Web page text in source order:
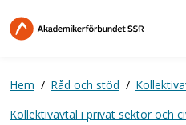
till
Hem Råd och stöd
Kollektivavtal i privat sektor och